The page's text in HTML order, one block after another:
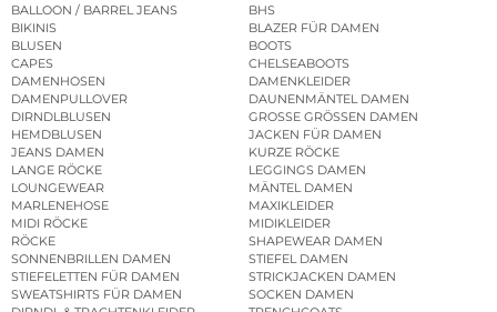
BALLOON / BARREL JEANS
BHS
BIKINIS
BLAZER FÜR DAMEN
BLUSEN
BOOTS
CAPES
CHELSEABOOTS
DAMENHOSEN
DAMENKLEIDER
DAMENPULLOVER
DAUNENMÄNTEL DAMEN
DIRNDLBLUSEN
GROSSE GRÖSSEN DAMEN
HEMDBLUSEN
JACKEN FÜR DAMEN
JEANS DAMEN
KURZE RÖCKE
LANGE RÖCKE
LEGGINGS DAMEN
LOUNGEWEAR
MÄNTEL DAMEN
MARLENEHOSE
MAXIKLEIDER
MIDI RÖCKE
MIDIKLEIDER
RÖCKE
SHAPEWEAR DAMEN
SONNENBRILLEN DAMEN
STIEFEL DAMEN
STIEFELETTEN FÜR DAMEN
STRICKJACKEN DAMEN
SWEATSHIRTS FÜR DAMEN
SOCKEN DAMEN